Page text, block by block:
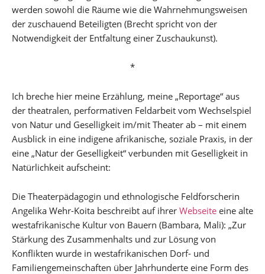
werden sowohl die Räume wie die Wahrnehmungsweisen
der zuschauend Beteiligten (Brecht spricht von der
Notwendigkeit der Entfaltung einer Zuschaukunst).
*
Ich breche hier meine Erzählung, meine „Reportage“ aus
der theatralen, performativen Feldarbeit vom Wechselspiel
von Natur und Geselligkeit im/mit Theater ab – mit einem
Ausblick in eine indigene afrikanische, soziale Praxis, in der
eine „Natur der Geselligkeit“ verbunden mit Geselligkeit in
Natürlichkeit aufscheint:
Die Theaterpädagogin und ethnologische Feldforscherin
Angelika Wehr-Koita beschreibt auf ihrer Webseite eine alte
westafrikanische Kultur von Bauern (Bambara, Mali): „Zur
Stärkung des Zusammenhalts und zur Lösung von
Konflikten wurde in westafrikanischen Dorf- und
Familiengemeinschaften über Jahrhunderte eine Form des